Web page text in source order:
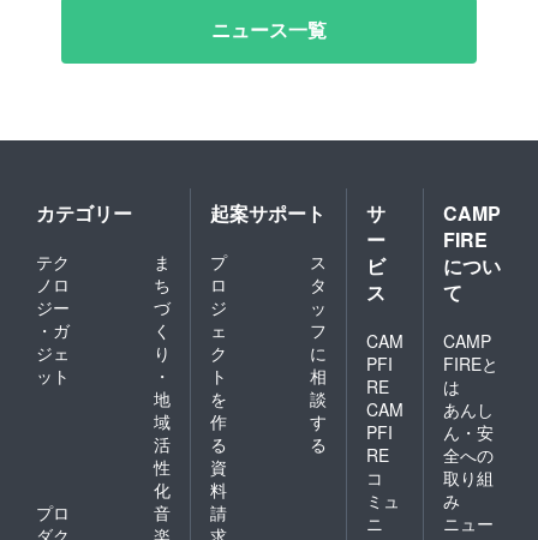
ン
ニュース一覧
カテゴリー
テク
ノロ
ジー
・ガ
ジェ
ット
ま
ち
づ
く
り
・
地
域
活
性
化
プロ
音
起案サポート
プ
ロ
ジ
ェ
ク
ト
を
作
る
ス
タ
ッ
フ
に
相
談
す
る
資
料
請
サ
ー
ビ
ス
CAM
PFI
RE
CAM
PFI
RE
コ
ミュ
ニ
CAMP
FIRE
につい
て
CAMP
FIREと
は
あんし
ん・安
全への
取り組
み
ニュー